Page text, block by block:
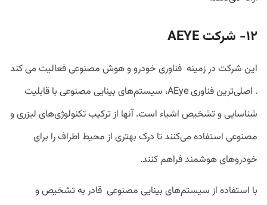
۱۲- شرکت AEYE
این شرکت در زمینه فناوری خودرو و هوش مصنوعی فعالیت می کند
. اصلی‌ترین فناوری AEye، سیستم‌های بینایی مصنوعی با قابلیت
شناسایی و تشخیص اشیاء است. آنها از ترکیب تکنولوژی‌های لیزری و
مصنوعی استفاده می‌کنند تا درک بهتری از محیط اطراف را برای
خودروهای هوشمند فراهم کنند.
با استفاده از سیستم‌های بینایی مصنوعی قادر به تشخیص و